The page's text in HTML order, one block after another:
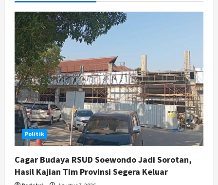
3
Jogja
Gen Z Belajar Meracik Lulur Khas
Keraton Yogyakarta, Rahasia
Cantik Bangsawan Jawa
4
Jogja
Jasa Marga Pastikan Pembangunan
Tol Jogja-Solo Segera Rampung,
Progres 98 Persen
Agustus 6, 2026
Politik
Karwito Komitmen Perbaikan Jalan
Bertahap
Agustus 6, 2026
Politik
Cagar Budaya RSUD Soewondo Jadi Sorotan,
Hasil Kajian Tim Provinsi Segera Keluar